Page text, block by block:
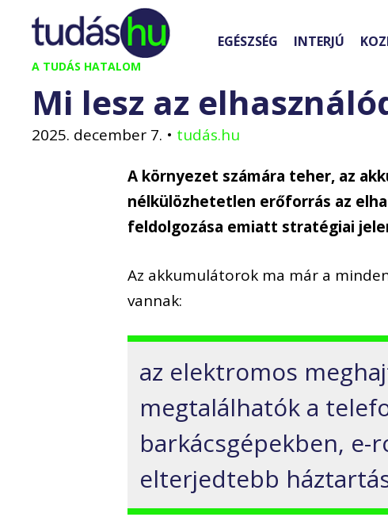
Kilépés
tartalomba
A TUDÁS HATALOM
EGÉSZSÉG INTERJÚ
Mi lesz az
2025. december 7. • tudás.hu
A környezet számára teher, az
nélkülözhetetlen erőforrás az
feldolgozása emiatt stratégiai
Az akkumulátorok ma már a
vannak:
az elektromos
megtalálhatók a
barkácsgépekben, e-
elterjedtebb